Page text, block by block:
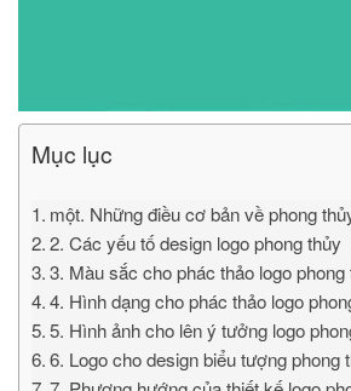
Mục lục
một. Những điều cơ bản về phong
2. Các yếu tố design logo phong thủy
3. Màu sắc cho phác thảo logo phong
4. Hình dạng cho phác thảo logo
5. Hình ảnh cho lên ý tưởng logo
6. Logo cho design biểu tượng phong